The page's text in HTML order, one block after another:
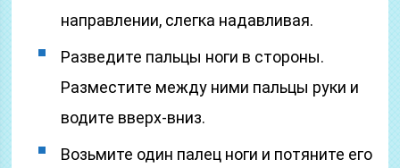
направлении, слегка надавливая.
Разведите пальцы ноги в стороны.
Разместите между ними пальцы руки и
водите вверх-вниз.
Возьмите один палец ноги и потяните его